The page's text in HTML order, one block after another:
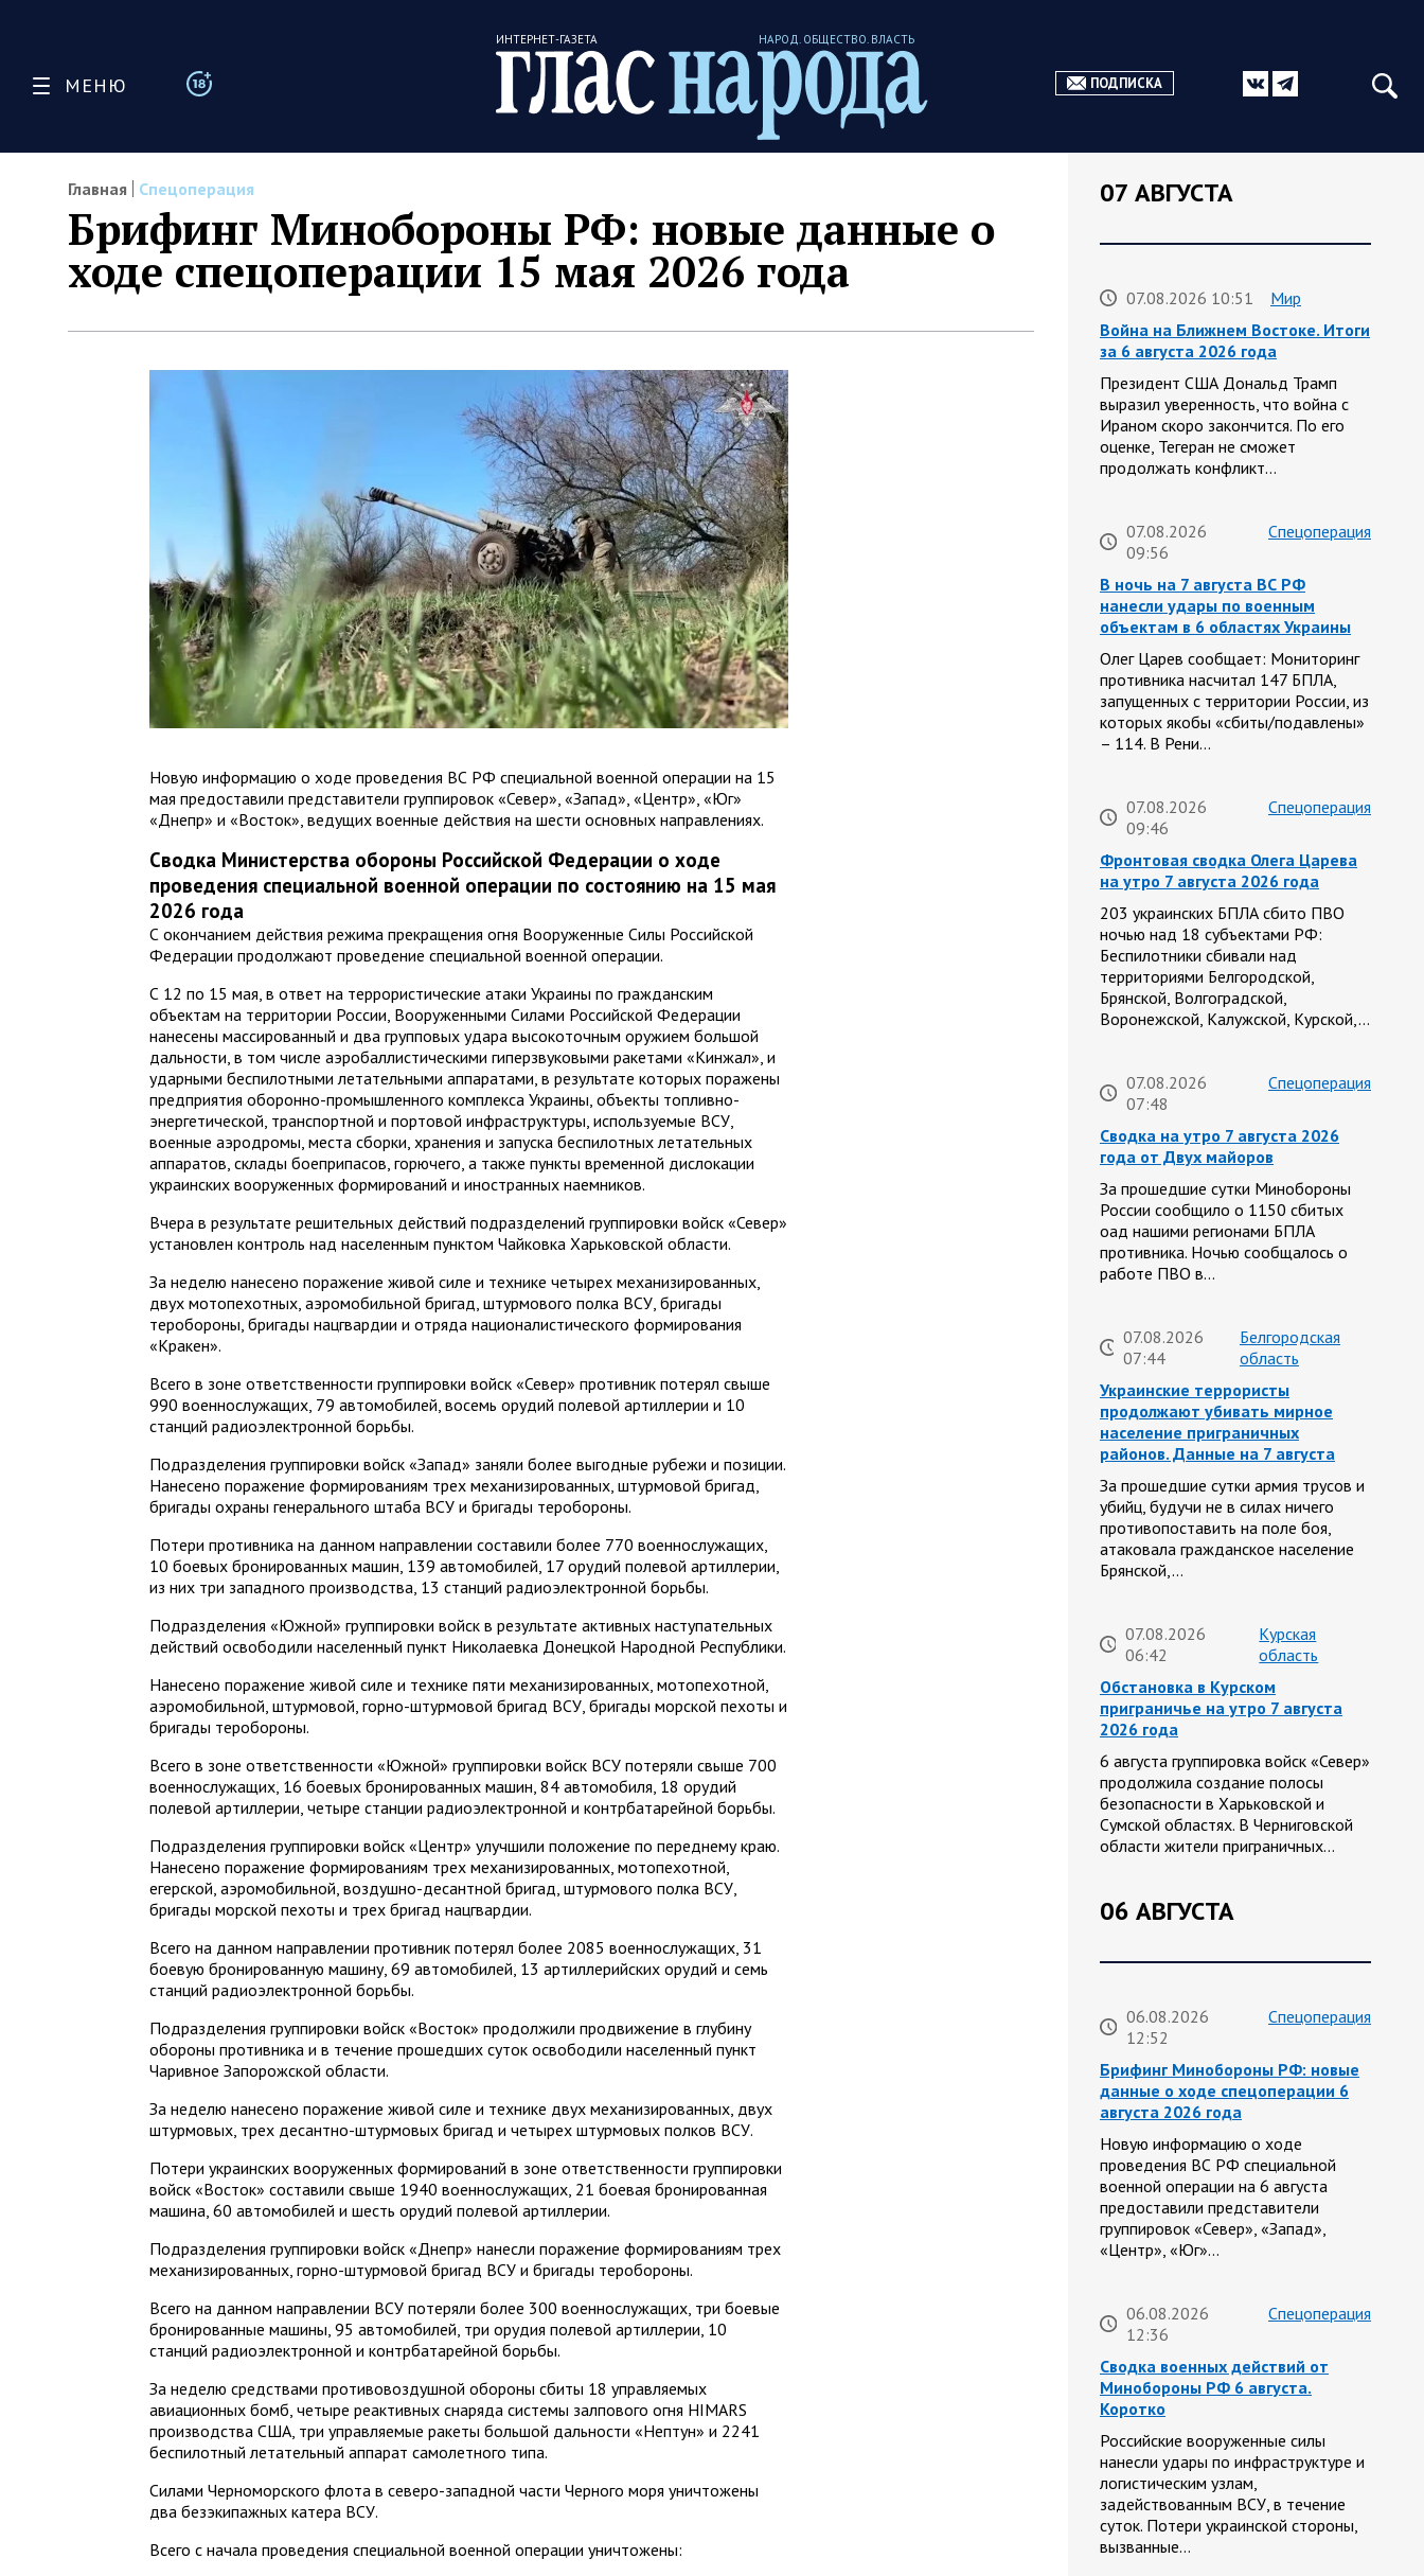
МЕНЮ
ИНТЕРНЕТ-ГАЗЕТА НАРОД. ОБЩЕСТВО. ВЛАСТЬ
ПОДПИСКА
Главная Спецоперация
Брифинг Минобороны РФ: новые данные о
ходе спецоперации 15 мая 2026 года
Новую информацию о ходе проведения ВС РФ специальной военной операции на 15
мая предоставили представители группировок «Север», «Запад», «Центр», «Юг»
«Днепр» и «Восток», ведущих военные действия на шести основных направлениях.
Сводка Министерства обороны Российской Федерации о ходе
проведения специальной военной операции по состоянию на 15 мая
2026 года
С окончанием действия режима прекращения огня Вооруженные Силы Российской
Федерации продолжают проведение специальной военной операции.
С 12 по 15 мая, в ответ на террористические атаки Украины по гражданским
объектам на территории России, Вооруженными Силами Российской Федерации
нанесены массированный и два групповых удара высокоточным оружием большой
дальности, в том числе аэробаллистическими гиперзвуковыми ракетами «Кинжал», и
ударными беспилотными летательными аппаратами, в результате которых поражены
предприятия оборонно-промышленного комплекса Украины, объекты топливно-
энергетической, транспортной и портовой инфраструктуры, используемые ВСУ,
военные аэродромы, места сборки, хранения и запуска беспилотных летательных
аппаратов, склады боеприпасов, горючего, а также пункты временной дислокации
украинских вооруженных формирований и иностранных наемников.
Вчера в результате решительных действий подразделений группировки войск «Север»
установлен контроль над населенным пунктом Чайковка Харьковской области.
За неделю нанесено поражение живой силе и технике четырех механизированных,
двух мотопехотных, аэромобильной бригад, штурмового полка ВСУ, бригады
теробороны, бригады нацгвардии и отряда националистического формирования
«Кракен».
Всего в зоне ответственности группировки войск «Север» противник потерял свыше
990 военнослужащих, 79 автомобилей, восемь орудий полевой артиллерии и 10
станций радиоэлектронной борьбы.
Подразделения группировки войск «Запад» заняли более выгодные рубежи и позиции.
Нанесено поражение формированиям трех механизированных, штурмовой бригад,
бригады охраны генерального штаба ВСУ и бригады теробороны.
Потери противника на данном направлении составили более 770 военнослужащих,
10 боевых бронированных машин, 139 автомобилей, 17 орудий полевой артиллерии,
из них три западного производства, 13 станций радиоэлектронной борьбы.
Подразделения «Южной» группировки войск в результате активных наступательных
действий освободили населенный пункт Николаевка Донецкой Народной Республики.
Нанесено поражение живой силе и технике пяти механизированных, мотопехотной,
аэромобильной, штурмовой, горно-штурмовой бригад ВСУ, бригады морской пехоты и
бригады теробороны.
Всего в зоне ответственности «Южной» группировки войск ВСУ потеряли свыше 700
военнослужащих, 16 боевых бронированных машин, 84 автомобиля, 18 орудий
полевой артиллерии, четыре станции радиоэлектронной и контрбатарейной борьбы.
Подразделения группировки войск «Центр» улучшили положение по переднему краю.
Нанесено поражение формированиям трех механизированных, мотопехотной,
егерской, аэромобильной, воздушно-десантной бригад, штурмового полка ВСУ,
бригады морской пехоты и трех бригад нацгвардии.
Всего на данном направлении противник потерял более 2085 военнослужащих, 31
боевую бронированную машину, 69 автомобилей, 13 артиллерийских орудий и семь
станций радиоэлектронной борьбы.
Подразделения группировки войск «Восток» продолжили продвижение в глубину
обороны противника и в течение прошедших суток освободили населенный пункт
Чаривное Запорожской области.
За неделю нанесено поражение живой силе и технике двух механизированных, двух
штурмовых, трех десантно-штурмовых бригад и четырех штурмовых полков ВСУ.
Потери украинских вооруженных формирований в зоне ответственности группировки
войск «Восток» составили свыше 1940 военнослужащих, 21 боевая бронированная
машина, 60 автомобилей и шесть орудий полевой артиллерии.
Подразделения группировки войск «Днепр» нанесли поражение формированиям трех
механизированных, горно-штурмовой бригад ВСУ и бригады теробороны.
Всего на данном направлении ВСУ потеряли более 300 военнослужащих, три боевые
бронированные машины, 95 автомобилей, три орудия полевой артиллерии, 10
станций радиоэлектронной и контрбатарейной борьбы.
За неделю средствами противовоздушной обороны сбиты 18 управляемых
авиационных бомб, четыре реактивных снаряда системы залпового огня HIMARS
производства США, три управляемые ракеты большой дальности «Нептун» и 2241
беспилотный летательный аппарат самолетного типа.
Силами Черноморского флота в северо-западной части Черного моря уничтожены
два безэкипажных катера ВСУ.
Всего с начала проведения специальной военной операции уничтожены:
07 АВГУСТА
07.08.2026 10:51
Мир
Война на Ближнем Востоке. Итоги
за 6 августа 2026 года
Президент США Дональд Трамп
выразил уверенность, что война с
Ираном скоро закончится. По его
оценке, Тегеран не сможет
продолжать конфликт…
07.08.2026
09:56
Спецоперация
В ночь на 7 августа ВС РФ
нанесли удары по военным
объектам в 6 областях Украины
Олег Царев сообщает: Мониторинг
противника насчитал 147 БПЛА,
запущенных с территории России, из
которых якобы «сбиты/подавлены»
– 114. В Рени…
07.08.2026
09:46
Спецоперация
Фронтовая сводка Олега Царева
на утро 7 августа 2026 года
203 украинских БПЛА сбито ПВО
ночью над 18 субъектами РФ:
Беспилотники сбивали над
территориями Белгородской,
Брянской, Волгоградской,
Воронежской, Калужской, Курской,…
07.08.2026
07:48
Спецоперация
Сводка на утро 7 августа 2026
года от Двух майоров
За прошедшие сутки Минобороны
России сообщило о 1150 сбитых
оад нашими регионами БПЛА
противника. Ночью сообщалось о
работе ПВО в…
07.08.2026
07:44
Белгородская
область
Украинские террористы
продолжают убивать мирное
население приграничных
районов. Данные на 7 августа
За прошедшие сутки армия трусов и
убийц, будучи не в силах ничего
противопоставить на поле боя,
атаковала гражданское население
Брянской,…
07.08.2026
06:42
Курская
область
Обстановка в Курском
приграничье на утро 7 августа
2026 года
6 августа группировка войск «Север»
продолжила создание полосы
безопасности в Харьковской и
Сумской областях. В Черниговской
области жители приграничных…
06 АВГУСТА
06.08.2026
12:52
Спецоперация
Брифинг Минобороны РФ: новые
данные о ходе спецоперации 6
августа 2026 года
Новую информацию о ходе
проведения ВС РФ специальной
военной операции на 6 августа
предоставили представители
группировок «Север», «Запад»,
«Центр», «Юг»…
06.08.2026
12:36
Спецоперация
Сводка военных действий от
Минобороны РФ 6 августа.
Коротко
Российские вооруженные силы
нанесли удары по инфраструктуре и
логистическим узлам,
задействованным ВСУ, в течение
суток. Потери украинской стороны,
вызванные…